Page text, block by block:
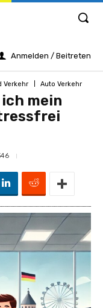
Anmelden / Beitreten
Verkehr Auto Verkehr
ich mein